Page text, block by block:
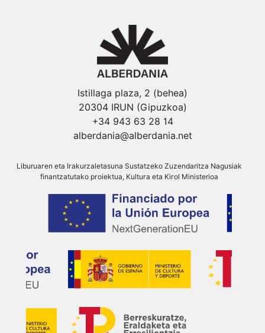
Istillaga plaza, 2 (behea)
20304 IRUN (Gipuzkoa)
+34 943 63 28 14
alberdania@alberdania.net
Liburuaren eta Irakurzaletasuna Sustatzeko Zuzendaritza Nagusiak
finantzatutako proiektua, Kultura eta Kirol Ministerioa